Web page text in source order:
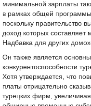
минимальной зарплаты
в рамках общей
поскольку правительство
доход которых составляет
Надбавка для других
Он также является
конкурентоспособности
Хотя утверждается, что
платы отрицательно
турецких фирм,